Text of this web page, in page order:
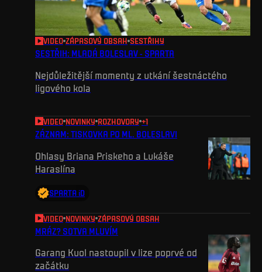
VIDEO ZÁPASOVÝ OBSAH SESTŘIHY
SESTŘIH: MLADÁ BOLESLAV - SPARTA
Nejdůležitější momenty z utkání šestnáctého
ligového kola
VIDEO NOVINKY ROZHOVORY +1
ZÁZNAM: TISKOVKA PO ML. BOLESLAVI
Ohlasy Briana Priskeho a Lukáše
Haraslína
SPARTA iD
VIDEO NOVINKY ZÁPASOVÝ OBSAH
MRÁZ? SOTVA MLUVÍM
Garang Kuol nastoupil v lize poprvé od
začátku